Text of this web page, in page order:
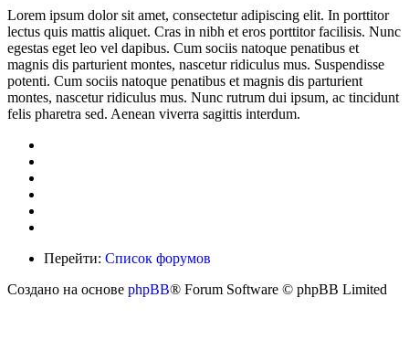
Lorem ipsum dolor sit amet, consectetur adipiscing elit. In porttitor
lectus quis mattis aliquet. Cras in nibh et eros porttitor facilisis. Nunc
egestas eget leo vel dapibus. Cum sociis natoque penatibus et
magnis dis parturient montes, nascetur ridiculus mus. Suspendisse
potenti. Cum sociis natoque penatibus et magnis dis parturient
montes, nascetur ridiculus mus. Nunc rutrum dui ipsum, ac tincidunt
felis pharetra sed. Aenean viverra sagittis interdum.
Перейти: Список форумов
Создано на основе phpBB® Forum Software © phpBB Limited